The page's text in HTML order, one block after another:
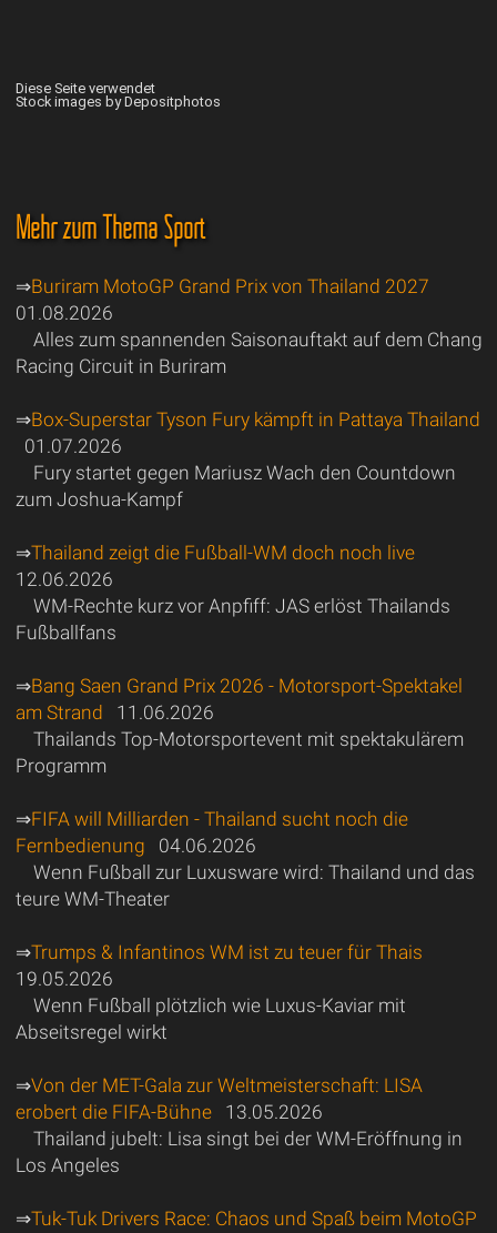
Diese Seite verwendet
Stock images by Depositphotos
Mehr zum Thema Sport
⇒Buriram MotoGP Grand Prix von Thailand 2027
01.08.2026
Alles zum spannenden Saisonauftakt auf dem Chang
Racing Circuit in Buriram
⇒Box-Superstar Tyson Fury kämpft in Pattaya Thailand
01.07.2026
Fury startet gegen Mariusz Wach den Countdown
zum Joshua-Kampf
⇒Thailand zeigt die Fußball-WM doch noch live
12.06.2026
WM-Rechte kurz vor Anpfiff: JAS erlöst Thailands
Fußballfans
⇒Bang Saen Grand Prix 2026 - Motorsport-Spektakel
am Strand 11.06.2026
Thailands Top-Motorsportevent mit spektakulärem
Programm
⇒FIFA will Milliarden - Thailand sucht noch die
Fernbedienung 04.06.2026
Wenn Fußball zur Luxusware wird: Thailand und das
teure WM-Theater
⇒Trumps & Infantinos WM ist zu teuer für Thais
19.05.2026
Wenn Fußball plötzlich wie Luxus-Kaviar mit
Abseitsregel wirkt
⇒Von der MET-Gala zur Weltmeisterschaft: LISA
erobert die FIFA-Bühne13.05.2026
Thailand jubelt: Lisa singt bei der WM-Eröffnung in
Los Angeles
⇒Tuk-Tuk Drivers Race: Chaos und Spaß beim MotoGP